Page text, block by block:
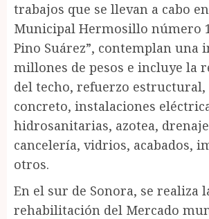
trabajos que se llevan a cabo
Municipal Hermosillo número
Pino Suárez”, contemplan una
millones de pesos e incluye la
del techo, refuerzo estructural,
concreto, instalaciones
hidrosanitarias, azotea,
cancelería, vidrios, acabados,
otros.
En el sur de Sonora, se realiza
rehabilitación del Mercado